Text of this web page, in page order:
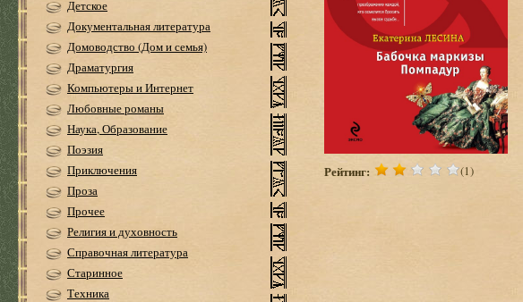
Детское
Документальная литература
Домоводство (Дом и семья)
Драматургия
Компьютеры и Интернет
Любовные романы
Наука, Образование
Поэзия
Приключения
Проза
Прочее
Религия и духовность
Справочная литература
Старинное
Техника
Рейтинг: (1)